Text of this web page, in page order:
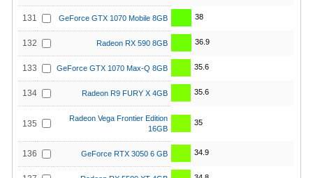
131 GeForce GTX 1070 Mobile 8GB 38
132 Radeon RX 590 8GB 36.9
133 GeForce GTX 1070 Max-Q 8GB 35.6
134 Radeon R9 FURY X 4GB 35.6
135
Radeon Vega Frontier Edition
16GB
35
136 GeForce RTX 3050 6 GB 34.9